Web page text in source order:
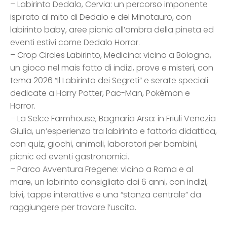
– Labirinto Dedalo, Cervia: un percorso imponente
ispirato al mito di Dedalo e del Minotauro, con
labirinto baby, aree picnic all’ombra della pineta ed
eventi estivi come Dedalo Horror.
– Crop Circles Labirinto, Medicina: vicino a Bologna,
un gioco nel mais fatto di indizi, prove e misteri, con
tema 2026 “Il Labirinto dei Segreti” e serate speciali
dedicate a Harry Potter, Pac-Man, Pokémon e
Horror.
– La Selce Farmhouse, Bagnaria Arsa: in Friuli Venezia
Giulia, un’esperienza tra labirinto e fattoria didattica,
con quiz, giochi, animali, laboratori per bambini,
picnic ed eventi gastronomici.
– Parco Avventura Fregene: vicino a Roma e al
mare, un labirinto consigliato dai 6 anni, con indizi,
bivi, tappe interattive e una “stanza centrale” da
raggiungere per trovare l’uscita.